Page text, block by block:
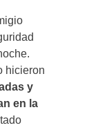
hicieron
y
en la